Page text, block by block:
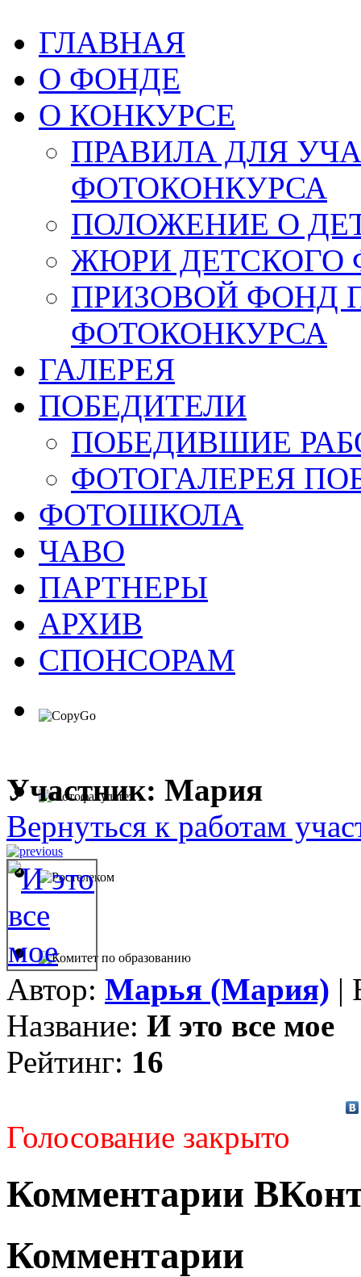
ГЛАВНАЯ
О ФОНДЕ
О КОНКУРСЕ
ПРАВИЛА ДЛЯ
ФОТОКОНКУРСА
ПОЛОЖЕНИЕ О
ЖЮРИ ДЕТСКОГО
ПРИЗОВОЙ ФОНД
ФОТОКОНКУРСА
ГАЛЕРЕЯ
ПОБЕДИТЕЛИ
ПОБЕДИВШИЕ
ФОТОГАЛЕРЕЯ
ФОТОШКОЛА
ЧАВО
ПАРТНЕРЫ
АРХИВ
СПОНСОРАМ
Участник: Мария
Вернуться к работам
Автор: Марья (Мария) |
Название: И это все мое
Рейтинг: 16
Голосование закрыто
Комментарии
Комментарии